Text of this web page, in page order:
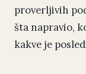
proverljivih
šta napravio,
kakve je